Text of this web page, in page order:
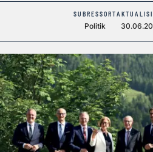
SUBRESSORT
Politik